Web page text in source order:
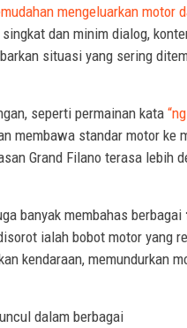
mengeluarkan motor
dan minim dialog,
situasi yang sering
seperti permainan kata
membawa standar motor ke
Grand Filano terasa lebih
banyak membahas berbagai
ialah bobot motor yang
kendaraan, memundurkan
dalam berbagai